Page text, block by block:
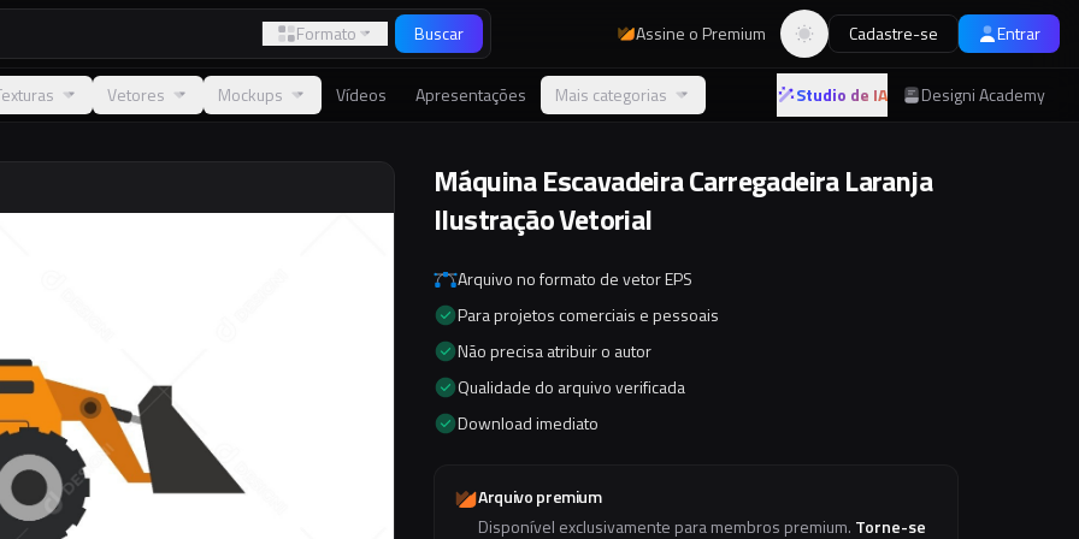
Formato Buscar Assine o Premium Alternar tema
Cadastre-se Entrar
Vetores Mockups Vídeos Apresentações Mais categorias Studio de IA Designi Academy
Máquina Escavadeira Carregadeira Laranja
Ilustração Vetorial
Arquivo no formato de vetor EPS
Para projetos comerciais e pessoais
Não precisa atribuir o autor
Qualidade do arquivo verificada
Download imediato
Arquivo premium
Disponível exclusivamente para membros premium. Torne-se